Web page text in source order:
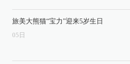
旅美大熊猫“宝力”迎来5岁生日
05 日